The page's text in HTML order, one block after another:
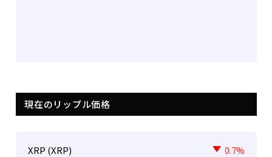
現在のリップル価格
XRP (XRP) 0.7%